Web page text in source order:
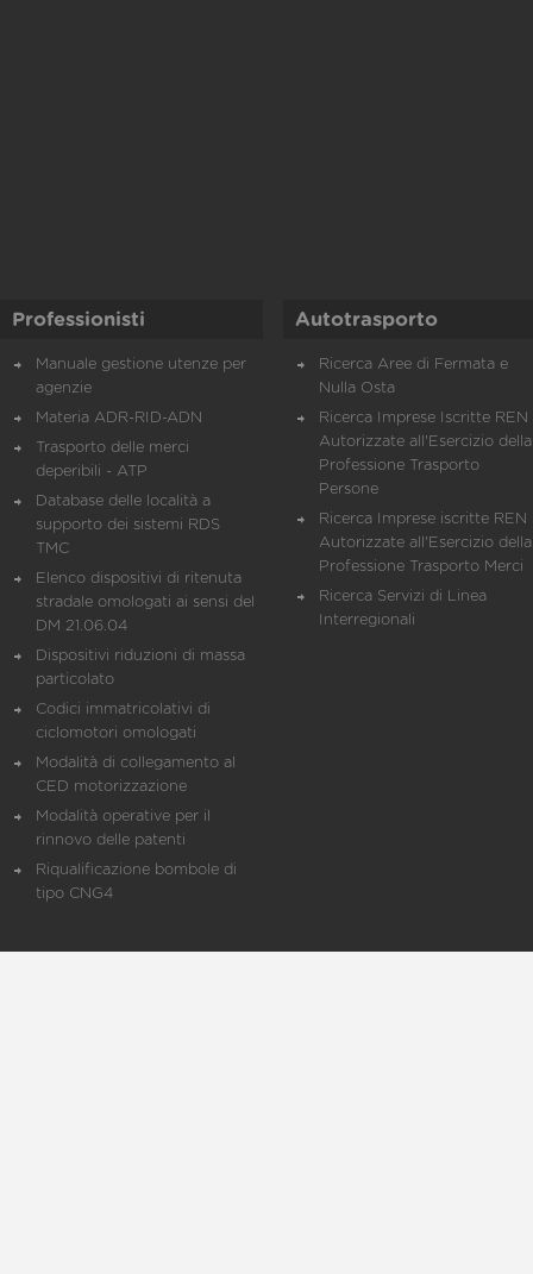
Professionisti
Manuale gestione utenze per
agenzie
Materia ADR-RID-ADN
Trasporto delle merci
deperibili - ATP
Database delle località a
supporto dei sistemi RDS
TMC
Elenco dispositivi di ritenuta
stradale omologati ai sensi del
DM 21.06.04
Dispositivi riduzioni di massa
particolato
Codici immatricolativi di
ciclomotori omologati
Modalità di collegamento al
CED motorizzazione
Modalità operative per il
rinnovo delle patenti
Riqualificazione bombole di
tipo CNG4
Autotrasporto
Ricerca Aree di Fermata e
Nulla Osta
Ricerca Imprese Iscritte REN
Autorizzate all'Esercizio della
Professione Trasporto
Persone
Ricerca Imprese iscritte REN
Autorizzate all'Esercizio della
Professione Trasporto Merci
Ricerca Servizi di Linea
Interregionali